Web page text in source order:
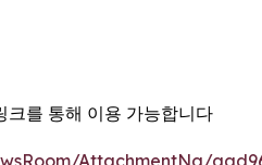
크를 통해 이용 가능합니다